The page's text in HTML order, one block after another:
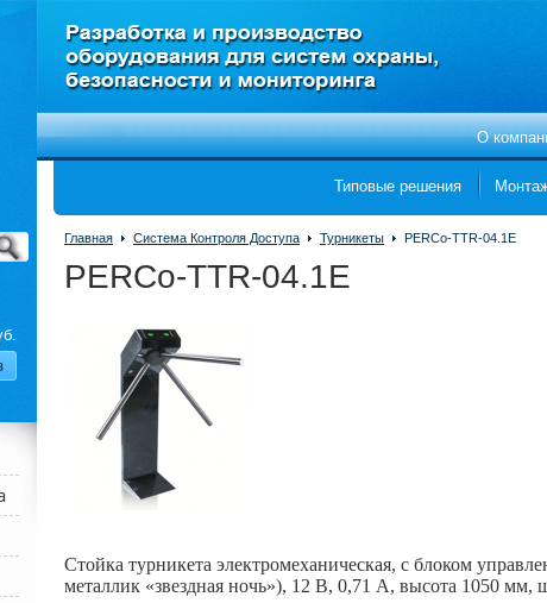
О
Типовые решения
Главная Система Контроля Доступа Турникеты PERCo-TTR-04.1E
PERCo-TTR-04.1E
Стойка турникета электромеханическая, с блоком
металлик «звездная ночь»), 12 В, 0,71 А, высота 1050 мм,